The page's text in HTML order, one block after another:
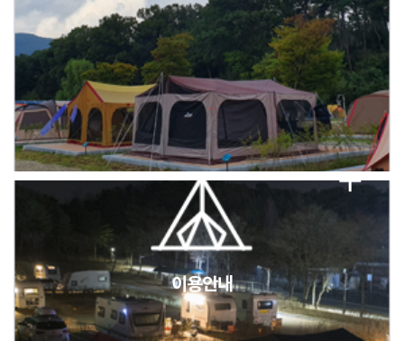
캠핑장(9월1일~6일) 미운영 공지
2026년 5월 캠핑장 안점 점검의 날 변경 안내
캠핑장(9월1일~6일) 미운영 공지
2026년 5월 캠핑장 안점 점검의 날 변경 안내
이용안내